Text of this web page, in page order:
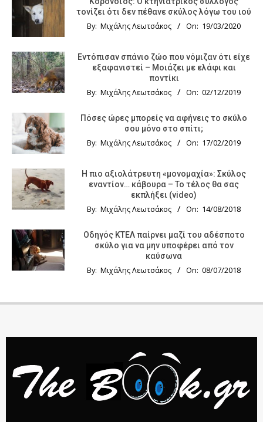
τονίζει ότι δεν πέθανε σκύλος λόγω του ιού
By: Μιχάλης Λεωτσάκος On: 19/03/2020
Εντόπισαν σπάνιο ζώο που νόμιζαν ότι είχε
εξαφανιστεί – Μοιάζει με ελάφι και
ποντίκι
By: Μιχάλης Λεωτσάκος On: 02/12/2019
Πόσες ώρες μπορείς να αφήνεις το σκύλο
σου μόνο στο σπίτι;
By: Μιχάλης Λεωτσάκος On: 17/02/2019
Η πιο αξιολάτρευτη «μονομαχία»: Σκύλος
εναντίον… κάβουρα – Το τέλος θα σας
εκπλήξει (video)
By: Μιχάλης Λεωτσάκος On: 14/08/2018
Οδηγός KTΕΛ παίρνει μαζί του αδέσποτο
σκύλο για να μην υποφέρει από τον
καύσωνα
By: Μιχάλης Λεωτσάκος On: 08/07/2018